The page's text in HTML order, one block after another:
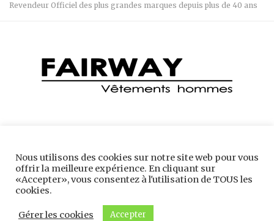
Revendeur Officiel des plus grandes marques depuis plus de 40 ans
Bourgoin-Jallieu
Copyright © 2025 - boutiquefairway.com Bourgoin Jallieu -
Légales- Accompagné parAdNI - L'Agence de com du Nord-Isère
Nous utilisons des cookies sur notre site web pour vous
offrir la meilleure expérience. En cliquant sur
«Accepter», vous consentez à l'utilisation de TOUS les
cookies.
Gérer les cookies Accepter